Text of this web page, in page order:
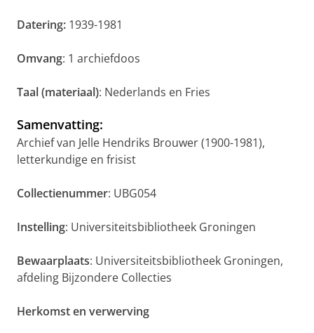
Datering: 1939-1981
Omvang: 1 archiefdoos
Taal (materiaal): Nederlands en Fries
Samenvatting:
Archief van Jelle Hendriks Brouwer (1900-1981),
letterkundige en frisist
Collectienummer: UBG054
Instelling: Universiteitsbibliotheek Groningen
Bewaarplaats: Universiteitsbibliotheek Groningen,
afdeling Bijzondere Collecties
Herkomst en verwerving